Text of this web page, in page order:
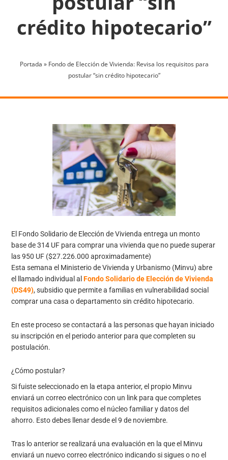
crédito hipotecario”
Portada » Fondo de Elección de Vivienda: Revisa los requisitos para
postular “sin crédito hipotecario”
El Fondo Solidario de Elección de Vivienda entrega un monto
base de 314 UF para comprar una vivienda que no puede superar
las 950 UF ($27.226.000 aproximadamente)
Esta semana el Ministerio de Vivienda y Urbanismo (Minvu) abre
el llamado individual alFondo Solidario de Elección de Vivienda
(DS49), subsidio que permite a familias en vulnerabilidad social
comprar una casa o departamento sin crédito hipotecario.
En este proceso se contactará a las personas que hayan iniciado
su inscripción en el periodo anterior para que completen su
postulación.
¿Cómo postular?
Si fuiste seleccionado en la etapa anterior, el propio Minvu
enviará un correo electrónico con un link para que completes
requisitos adicionales como el núcleo familiar y datos del
ahorro. Esto debes llenar desde el 9 de noviembre.
Tras lo anterior se realizará una evaluación en la que el Minvu
enviará un nuevo correo electrónico indicando si sigues o no el